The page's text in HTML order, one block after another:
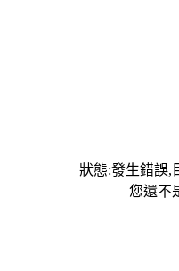
狀態:發生錯誤,
您還不